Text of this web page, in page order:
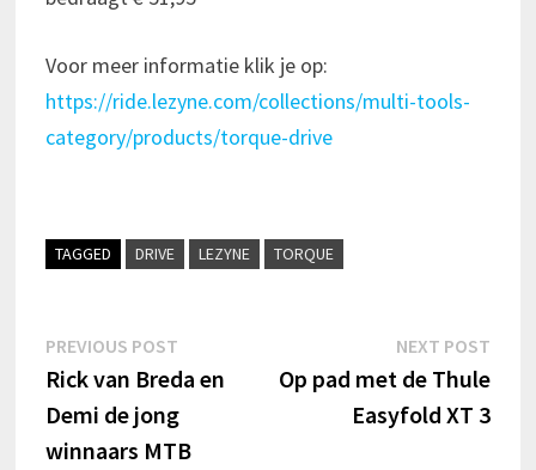
Voor meer informatie klik je op:
https://ride.lezyne.com/collections/multi-tools-
category/products/torque-drive
TAGGED DRIVE LEZYNE TORQUE
Bericht
navigatie
PREVIOUS POSTPrevious
post:
Rick van Breda en
Demi de jong
winnaars MTB
NEXT POST
post:
Op pad met de Thule
Easyfold XT 3